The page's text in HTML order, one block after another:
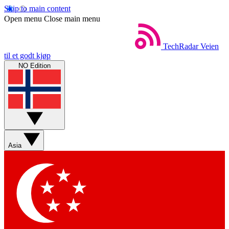
Skip to main content
Open menu Close main menu
TechRadar Veien
til et godt kjøp
NO Edition
Asia